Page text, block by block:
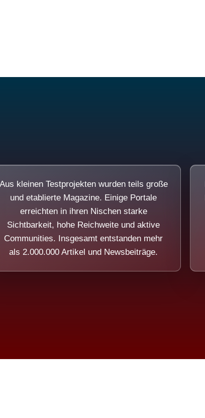
Aus kleinen Testprojekten wurden teils große
und etablierte Magazine. Einige Portale
erreichten in ihren Nischen starke
Sichtbarkeit, hohe Reichweite und aktive
Communities. Insgesamt entstanden mehr
als 2.000.000 Artikel und Newsbeiträge.